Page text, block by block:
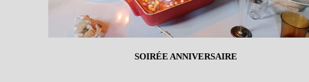
SOIRÉE ANNIVERSAIRE